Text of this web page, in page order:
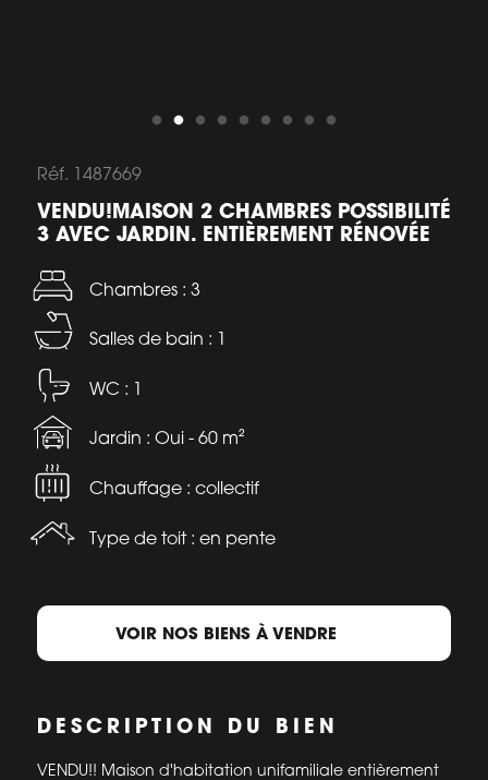
Réf. 1487669
VENDU!MAISON 2 CHAMBRES POSSIBILITÉ
3 AVEC JARDIN. ENTIÈREMENT RÉNOVÉE
Chambres : 3
Salles de bain : 1
WC : 1
Jardin : Oui - 60 m²
Chauffage : collectif
Type de toit : en pente
VOIR NOS BIENS À VENDRE
DESCRIPTION DU BIEN
VENDU!! Maison d'habitation unifamiliale entièrement